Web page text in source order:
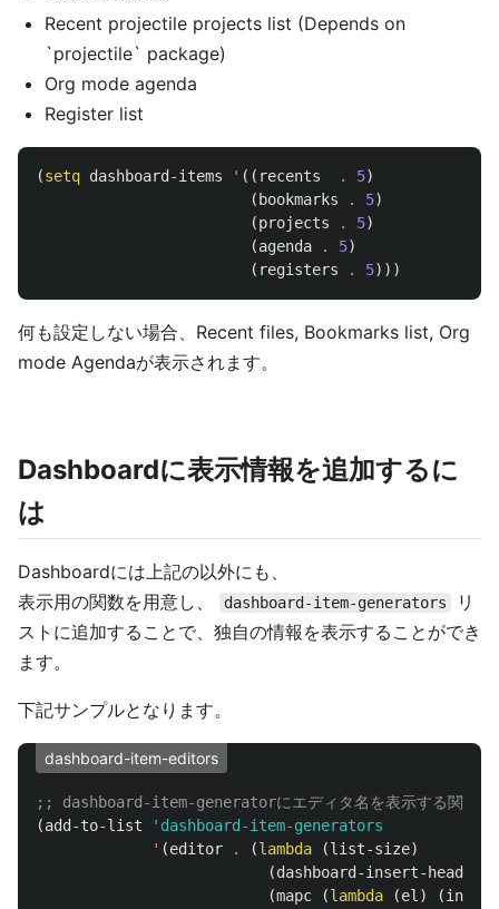
Recent projectile projects list (Depends on
`projectile` package)
Org mode agenda
Register list
(setq dashboard-items ' (( recents . 5)
( bookmarks . 5)
(projects . 5)
(agenda . 5)
( registers . 5)))
何も設定しない場合、Recent files, Bookmarks list, Org
mode Agendaが表示されます。
Dashboardに表示情報を追加するに
は
Dashboardには上記の以外にも、
表示用の関数を用意し、
dashboard-item-generators
リ
ストに追加することで、独自の情報を表示することができ
ます。
下記サンプルとなります。
dashboard-item-editors
;; dashboard-item-generatorにエディタ名を表示する関数を
(add-to-list
'dashboard-item-generators
' (editor . (lambda (list-size)
(dashboard-insert-heading
(mapc (lambda (el ) (insert